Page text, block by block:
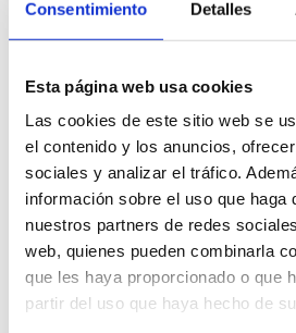
Consentimiento Detalles
Esta página web usa cookies
Las cookies de este sitio web se
el contenido y los anuncios,
sociales y analizar el tráfico.
información sobre el uso que haga
nuestros partners de redes
web, quienes pueden combinarla
que les haya proporcionado o que
partir del uso que haya hecho de